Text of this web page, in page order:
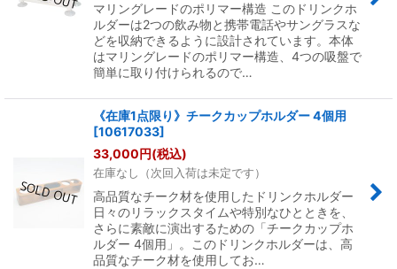
マリングレードのポリマー構造 このドリンクホ
ルダーは2つの飲み物と携帯電話やサングラスな
どを収納できるように設計されています。本体
はマリングレードのポリマー構造、4つの吸盤で
簡単に取り付けられるので…
《在庫1点限り》チークカップホルダー 4個用
[10617033]
33,000円(税込)
在庫なし（次回入荷は未定です）
高品質なチーク材を使用したドリンクホルダー
日々のリラックスタイムや特別なひとときを、
さらに素敵に演出するための「チークカップホ
ルダー 4個用」。このドリンクホルダーは、高
品質なチーク材を使用してお…